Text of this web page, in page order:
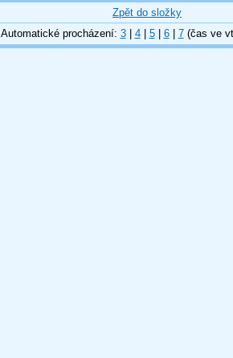
Zpět do složky
Automatické procházení: 3| 4| 5| 6| 7(čas ve